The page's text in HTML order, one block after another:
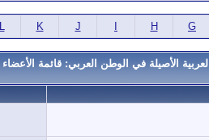
G
H
J
K
L
الأصيلة في الوطن العربي: قائمة الأعضاء